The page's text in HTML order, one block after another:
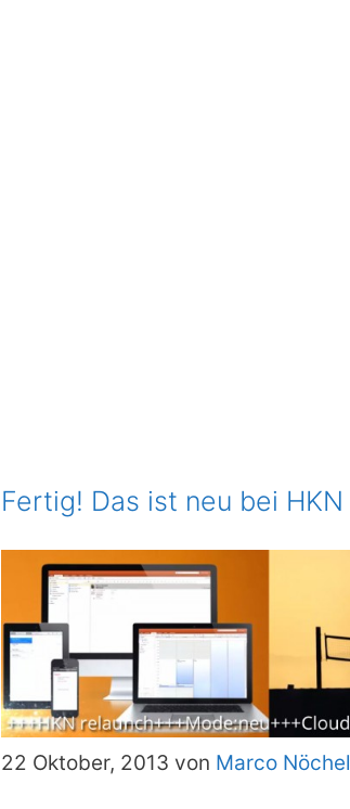
Fertig! Das ist neu bei HKN
22 Oktober, 2013 von Marco Nöchel